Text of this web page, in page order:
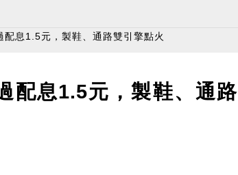
息1.5元，製鞋、通路雙引擎點火
配息1.5元，製鞋、通路